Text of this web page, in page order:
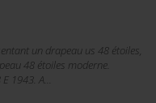
un drapeau us 48 étoiles,
48 étoiles moderne.
1943. A...